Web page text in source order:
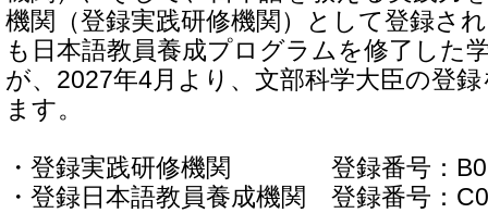
機関（登録実践研修機関）として登録さ
も日本語教員養成プログラムを修了した
が、2027年4月より、文部科学大臣の登
ます。
・登録実践研修機関 登録番号：
・登録日本語教員養成機関 登録番号：